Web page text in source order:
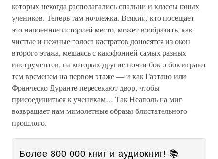
которых некогда располагались спальни и классы юных
учеников. Теперь там ночлежка. Всякий, кто посещает
это напоенное историей место, может вообразить, как
чистые и нежные голоса кастратов доносятся из окон
второго этажа, мешаясь с какофонией самых разных
инструментов, на которых другие почти бок о бок играют
тем временем на первом этаже — и как Гаэтано или
Франческо Дуранте пересекают двор, чтобы
присоединиться к ученикам… Так Неаполь на миг
возвращает нам мимолетные образы блистательного
прошлого.
Более 800 000 книг и аудиокниг! 📚